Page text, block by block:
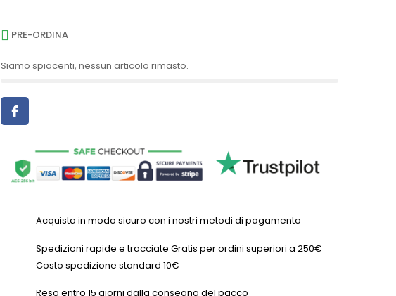
PRE-ORDINA
Siamo spiacenti, nessun articolo rimasto.
Acquista in modo sicuro con i nostri metodi di pagamento
Spedizioni rapide e tracciate Gratis per ordini superiori a 250€
Costo spedizione standard 10€
Reso entro 15 giorni dalla consegna del pacco